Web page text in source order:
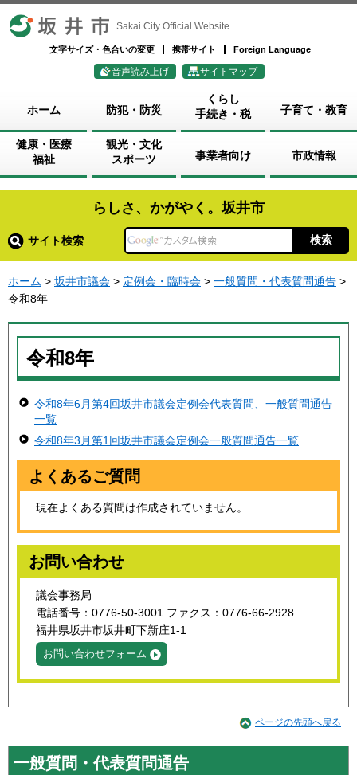
坂井市 Sakai City Official Website
文字サイズ・色合いの変更 携帯サイト Foreign Language
音声読み上げ サイトマップ
ホーム 防犯・防災
くらし
手続き・税
子育て・教育
健康・医療
福祉
観光・文化
スポーツ
事業者向け 市政情報
らしさ、かがやく。坂井市
サイト検索
ホーム > 坂井市議会 > 定例会・臨時会 > 一般質問・代表質問通告 >
令和8年
令和8年
令和8年6月第4回坂井市議会定例会代表質問、一般質問通告
一覧
令和8年3月第1回坂井市議会定例会一般質問通告一覧
よくあるご質問
現在よくある質問は作成されていません。
お問い合わせ
議会事務局
電話番号：0776-50-3001 ファクス：0776-66-2928
福井県坂井市坂井町下新庄1-1
お問い合わせフォーム
ページの先頭へ戻る
一般質問・代表質問通告